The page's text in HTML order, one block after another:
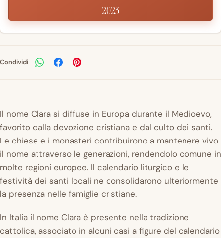
2023
Condividi
Il nome Clara si diffuse in Europa durante il Medioevo,
favorito dalla devozione cristiana e dal culto dei santi.
Le chiese e i monasteri contribuirono a mantenere vivo
il nome attraverso le generazioni, rendendolo comune in
molte regioni europee. Il calendario liturgico e le
festività dei santi locali ne consolidarono ulteriormente
la presenza nelle famiglie cristiane.
In Italia il nome Clara è presente nella tradizione
cattolica, associato in alcuni casi a figure del calendario